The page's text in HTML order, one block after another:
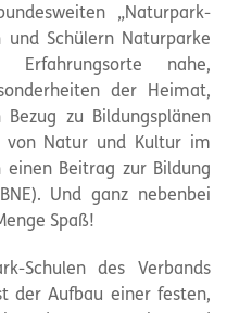
„Naturpark-
und Schülern Naturparke
nahe,
der Heimat,
zu Bildungsplänen
von Natur und Kultur im
Beitrag zur Bildung
Und ganz nebenbei
Spaß!
Schulen des Verbands
der Aufbau einer festen,